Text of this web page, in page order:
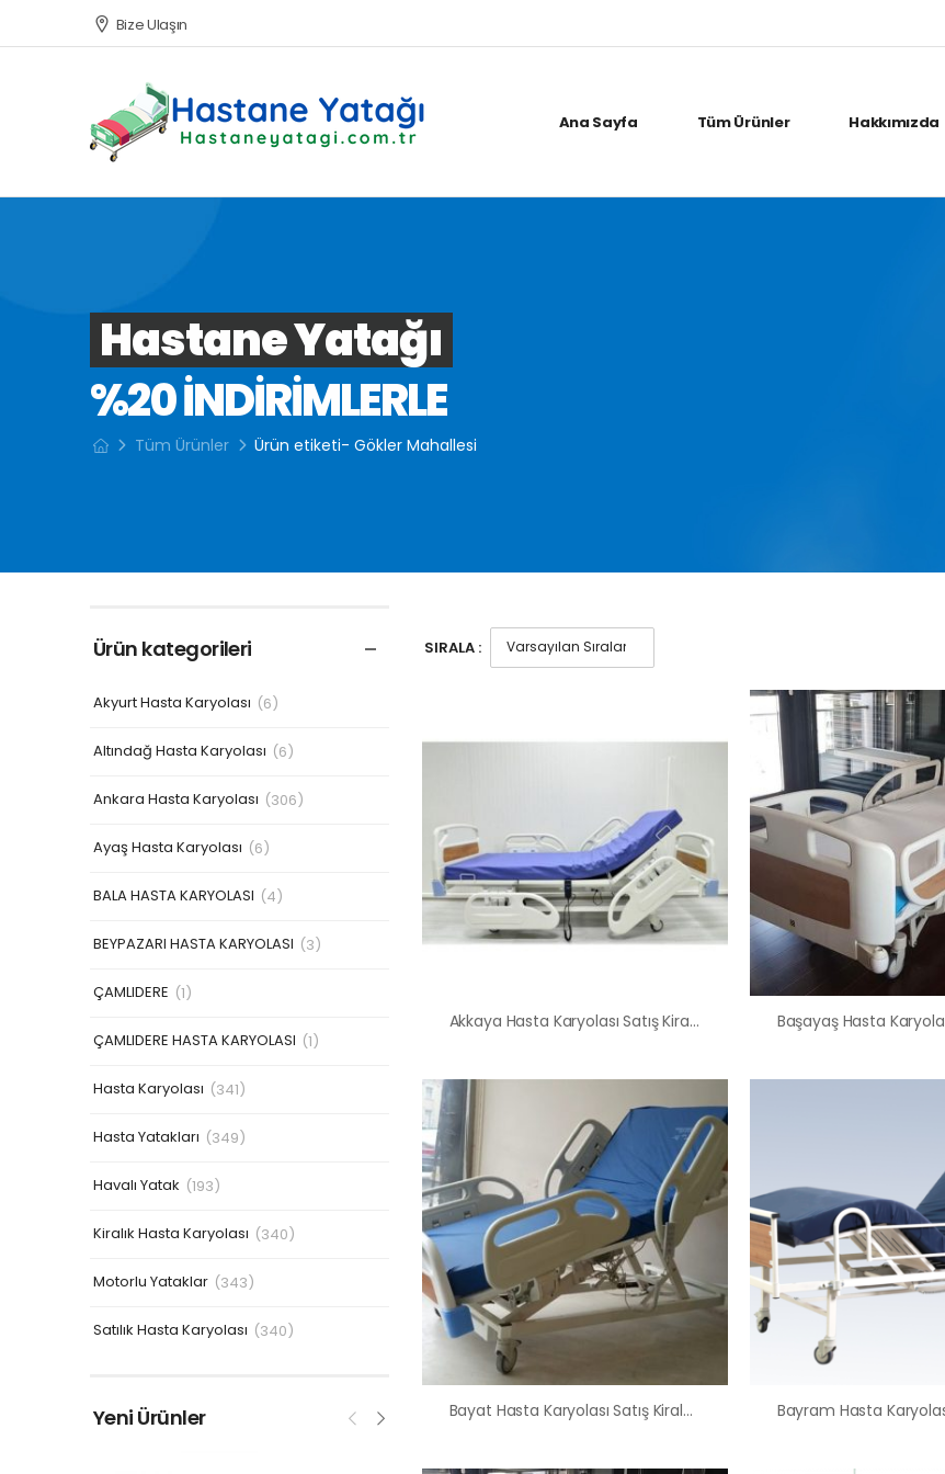
Bize Ulaşın
Ana Sayfa Tüm Ürünler Hakkımızda
Hastane Yatağı
%20 INDIRIMLERLE
Tüm Ürünler Ürün etiketi- Gökler Mahallesi
Ürün kategorileri
Akyurt Hasta Karyolası (6)
Altındağ Hasta Karyolası (6)
Ankara Hasta Karyolası (306)
Ayaş Hasta Karyolası (6)
BALA HASTA KARYOLASI (4)
BEYPAZARI HASTA KARYOLASI (3)
ÇAMLIDERE (1)
ÇAMLIDERE HASTA KARYOLASI (1)
Hasta Karyolası (341)
Hasta Yatakları (349)
Havalı Yatak (193)
Kiralık Hasta Karyolası (340)
Motorlu Yataklar (343)
Satılık Hasta Karyolası (340)
Yeni Ürünler
SIRALA :
Akkaya Hasta Karyolası Satış Kiralama Fiyatı
Bayat Hasta Karyolası Satış Kiralama Fiyatı